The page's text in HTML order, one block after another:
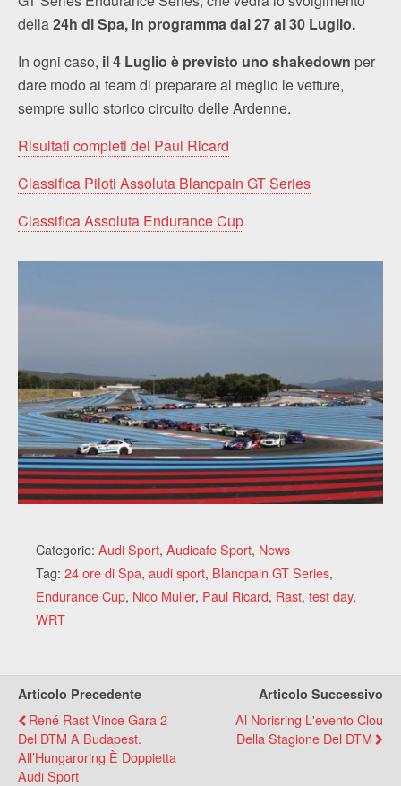
della24h di Spa, in programma dal 27 al 30 Luglio.
In ogni caso, il 4 Luglio è previsto uno shakedown per
dare modo ai team di preparare al meglio le vetture,
sempre sullo storico circuito delle Ardenne.
Risultati completi del Paul Ricard
Classifica Piloti Assoluta Blancpain GT Series
Classifica Assoluta Endurance Cup
Categorie: Audi Sport, Audicafe Sport, News
Tag: 24 ore di Spa, audi sport, Blancpain GT Series,
Endurance Cup, Nico Muller, Paul Ricard, Rast, test day,
WRT
Articolo Precedente
René Rast Vince Gara 2
Del DTM A Budapest.
All’Hungaroring È Doppietta
Audi Sport
Articolo Successivo
Al Norisring L'evento Clou
Della Stagione Del DTM